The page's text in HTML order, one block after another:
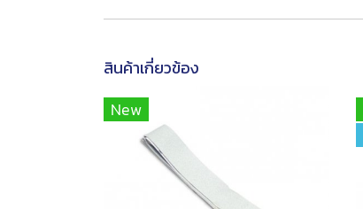
สินค้าเกี่ยวข้อง
New